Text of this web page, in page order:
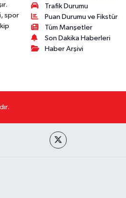
spor
Trafik Durumu
Puan Durumu ve Fikstür
Tüm Manşetler
Son Dakika Haberleri
Haber Arşivi